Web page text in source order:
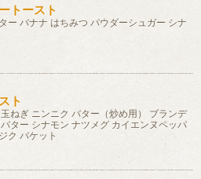
トースト
ー バナナ はちみつ パウダーシュガー シナ
ト
ねぎ ニンニク バター（炒め用） ブランデ
ター シナモン ナツメグ カイエンヌペッパ
ク バケット